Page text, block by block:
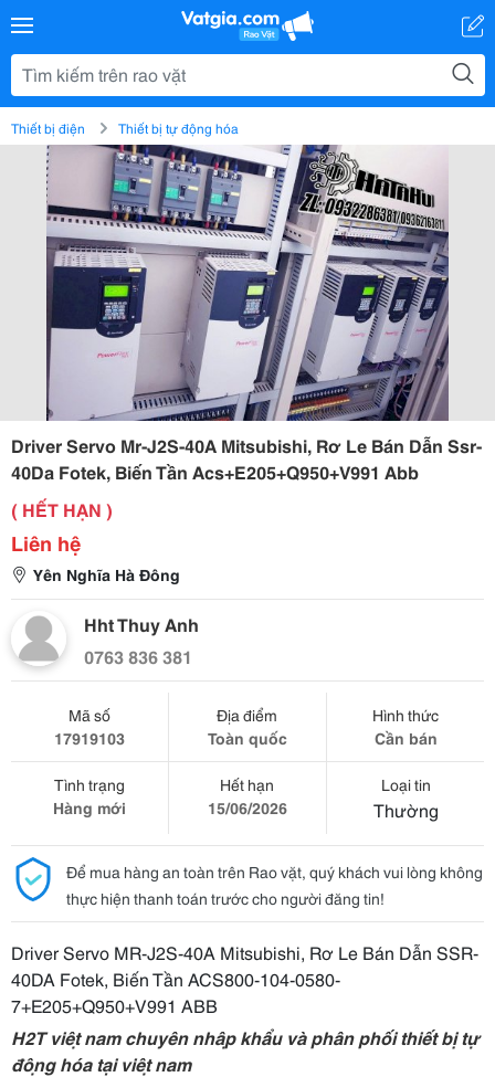
Thiết bị điện Thiết bị tự động hóa
Driver Servo Mr-J2S-40A Mitsubishi, Rơ Le Bán Dẫn Ssr-
40Da Fotek, Biến Tần Acs+E205+Q950+V991 Abb
( HẾT HẠN )
Liên hệ
Yên Nghĩa Hà Đông
Hht Thuy Anh
0763 836 381
Mã số
17919103
Địa điểm
Toàn quốc
Hình thức
Cần bán
Tình trạng
Hàng mới
Hết hạn
15/06/2026
Loại tin
Thường
Để mua hàng an toàn trên Rao vặt, quý khách vui lòng không
thực hiện thanh toán trước cho người đăng tin!
Driver Servo MR-J2S-40A Mitsubishi, Rơ Le Bán Dẫn SSR-
40DA Fotek, Biến Tần ACS800-104-0580-
7+E205+Q950+V991 ABB
H2T việt nam chuyên nhập khẩu và phân phối thiết bị tự
động hóa tại việt nam